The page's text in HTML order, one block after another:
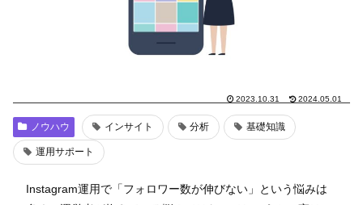
2023.10.31 2024.05.01
ノウハウ インサイト 分析 基礎知識
運用サポート
Instagram運用で「フォロワー数が伸びない」という悩みは